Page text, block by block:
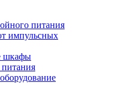
питания
импульсных
шкафы